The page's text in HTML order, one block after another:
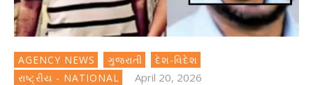
AGENCY NEWS ગુજરાતી
દેશ-વિદેશ
રાષ્ટ્રીય - NATIONAL
April 20, 2026